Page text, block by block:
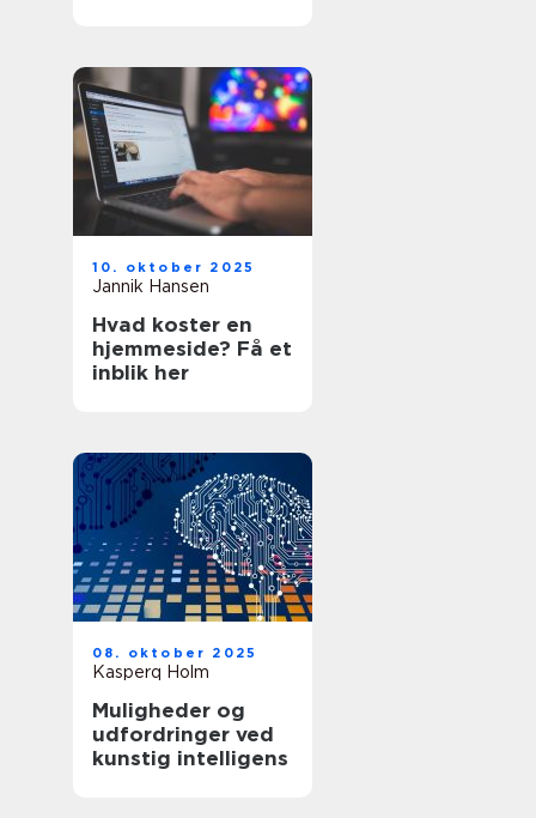
10. oktober 2025
Jannik Hansen
Hvad koster en
hjemmeside? Få et
inblik her
08. oktober 2025
Kasperq Holm
Muligheder og
udfordringer ved
kunstig intelligens